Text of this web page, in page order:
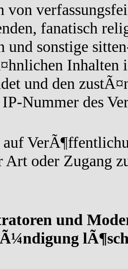
von
fanatisch
und sonstige
Inhalten
und den
IP-Nummer des
Art oder Zugang
und